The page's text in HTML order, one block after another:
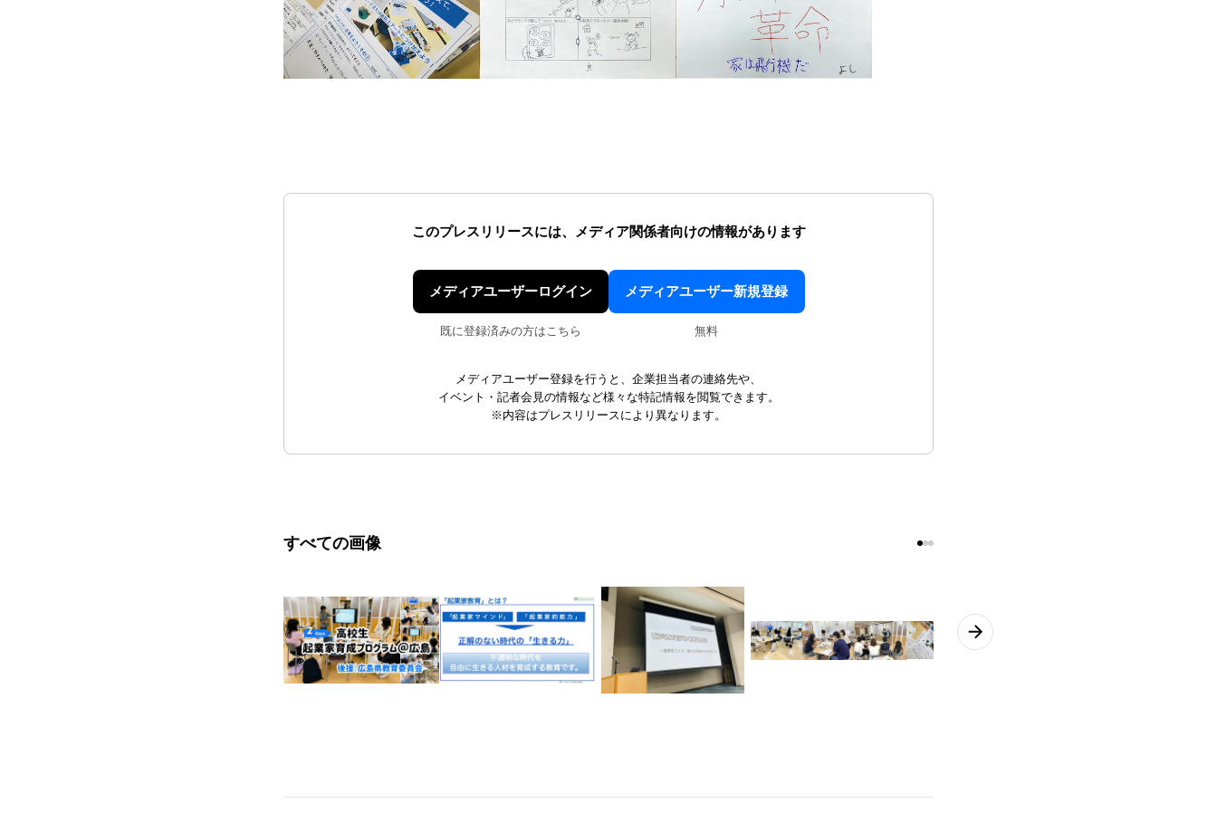
このプレスリリースには、 メディア関係者向けの情報があります
メディアユーザーログイン
既に登録済みの方はこちら
メディアユーザー新規登録
無料
メディアユーザー登録を行うと、企業担当者の連絡先や、
イベント・記者会見の情報など様々な特記情報を閲覧できます。
※内容はプレスリリースにより異なります。
すべての画像